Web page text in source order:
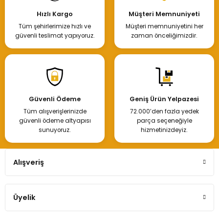
Hızlı Kargo
Tüm şehirlerimize hızlı ve
güvenli teslimat yapıyoruz.
Müşteri Memnuniyeti
Müşteri memnuniyetini her
zaman önceliğimizdir.
Güvenli Ödeme
Tüm alışverişlerinizde
güvenli ödeme altyapısı
sunuyoruz.
Geniş Ürün Yelpazesi
72.000’den fazla yedek
parça seçeneğiyle
hizmetinizdeyiz.
Alışveriş
Üyelik